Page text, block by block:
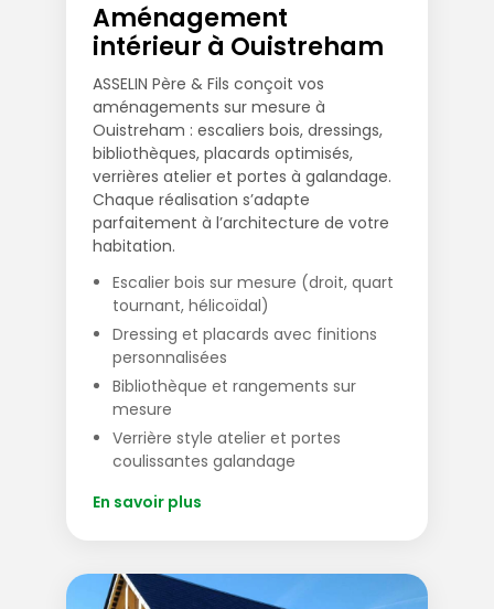
Aménagement
intérieur à Ouistreham
ASSELIN Père & Fils conçoit vos
aménagements sur mesure à
Ouistreham : escaliers bois, dressings,
bibliothèques, placards optimisés,
verrières atelier et portes à galandage.
Chaque réalisation s’adapte
parfaitement à l’architecture de votre
habitation.
Escalier bois sur mesure (droit, quart
tournant, hélicoïdal)
Dressing et placards avec finitions
personnalisées
Bibliothèque et rangements sur
mesure
Verrière style atelier et portes
coulissantes galandage
En savoir plus